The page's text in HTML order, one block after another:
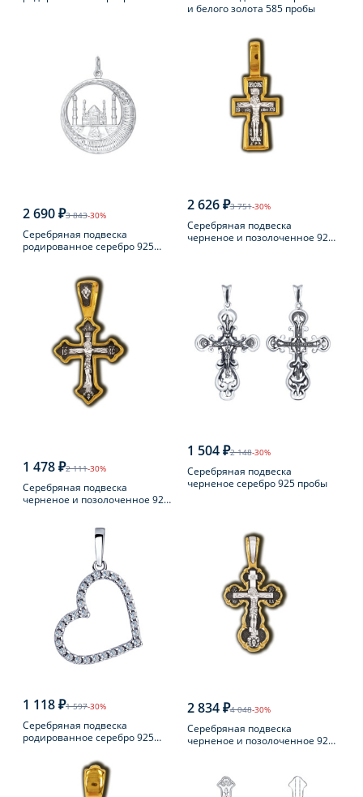
и белого золота 585 пробы
2 690 ₽3 843-30%
Серебряная подвеска
родированное серебро 925
2 626 ₽3 751-30%
Серебряная подвеска
черненое и позолоченное 925
1 478 ₽2 111-30%
Серебряная подвеска
черненое и позолоченное 925
1 504 ₽2 148-30%
Серебряная подвеска
черненое серебро 925 пробы
1 118 ₽1 597-30%
Серебряная подвеска
родированное серебро 925
2 834 ₽4 048-30%
Серебряная подвеска
черненое и позолоченное 925